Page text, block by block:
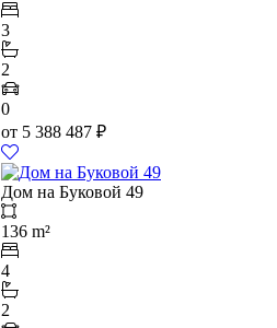
3
2
0
от 5 388 487 ₽
Дом на Буковой 49
136 m²
4
2